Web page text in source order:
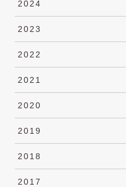
2024
2023
2022
2021
2020
2019
2018
2017